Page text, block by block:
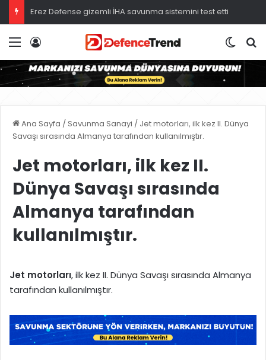
Erez Defense gizemli İHA savunma sistemini test etti
Menü Dış
Ana Sayfa /Savunma Sanayi / Jet motorları, ilk kez II. Dünya
Savaşı sırasında Almanya tarafından kullanılmıştır.
Jet motorları, ilk kez II.
Dünya Savaşı sırasında
Almanya tarafından
kullanılmıştır.
Jet motorları, ilk kez II. Dünya Savaşı sırasında Almanya
tarafından kullanılmıştır.